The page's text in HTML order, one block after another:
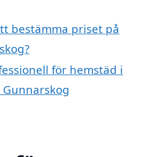
bestämma priset på
för hemstäd i